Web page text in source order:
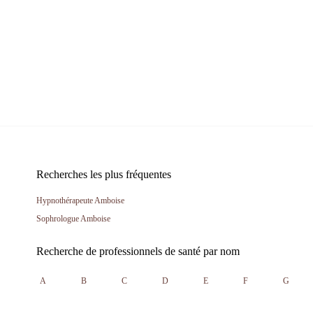
Recherches les plus fréquentes
Hypnothérapeute Amboise
Sophrologue Amboise
Recherche de professionnels de santé par nom
A B C D E F G